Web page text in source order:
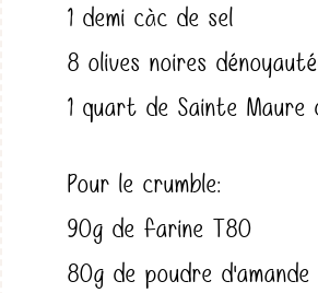
1 demi càc de sel
8 olives noires
1 quart de Sainte Maure
Pour le crumble:
90g de farine T80
80g de poudre d'amande